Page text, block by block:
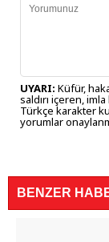
UYARI: Küfür,
saldırı içeren, imla
Türkçe karakter
yorumlar
BENZER